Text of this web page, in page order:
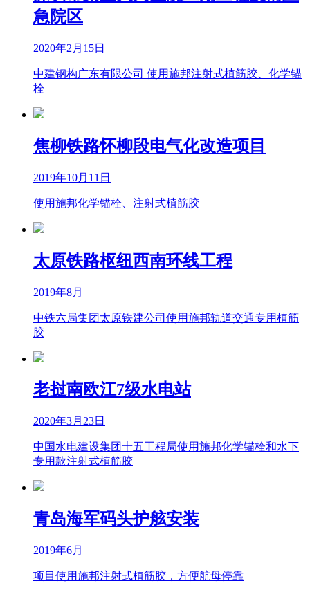
急院区
2020年2月15日
中建钢构广东有限公司 使用施邦注射式植筋胶、化学锚
栓
焦柳铁路怀柳段电气化改造项目
2019年10月11日
使用施邦化学锚栓、注射式植筋胶
太原铁路枢纽西南环线工程
2019年8月
中铁六局集团太原铁建公司使用施邦轨道交通专用植筋
胶
老挝南欧江7级水电站
2020年3月23日
中国水电建设集团十五工程局使用施邦化学锚栓和水下
专用款注射式植筋胶
青岛海军码头护舷安装
2019年6月
项目使用施邦注射式植筋胶，方便航母停靠